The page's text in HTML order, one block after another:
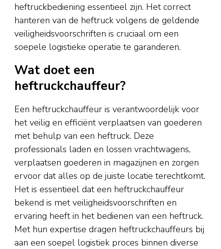
heftruckbediening essentieel zijn. Het correct
hanteren van de heftruck volgens de geldende
veiligheidsvoorschriften is cruciaal om een
soepele logistieke operatie te garanderen.
Wat doet een
heftruckchauffeur?
Een heftruckchauffeur is verantwoordelijk voor
het veilig en efficiënt verplaatsen van goederen
met behulp van een heftruck. Deze
professionals laden en lossen vrachtwagens,
verplaatsen goederen in magazijnen en zorgen
ervoor dat alles op de juiste locatie terechtkomt.
Het is essentieel dat een heftruckchauffeur
bekend is met veiligheidsvoorschriften en
ervaring heeft in het bedienen van een heftruck.
Met hun expertise dragen heftruckchauffeurs bij
aan een soepel logistiek proces binnen diverse